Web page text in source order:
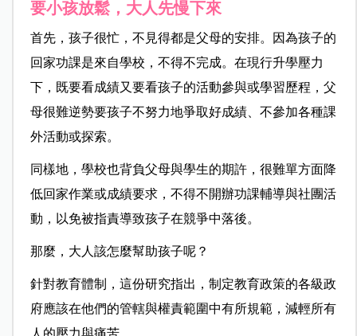
要小孩放鬆，大人先慢下來
首先，孩子很忙，不見得都是父母的安排。因為孩子的
回家功課是來自學校，不得不完成。在現行升學壓力
下，既要看成績又要看孩子的活動參與或學習歷程，父
母很難逆勢要孩子不努力地爭取好成績、不參加各種課
外活動或探索。
同樣地，學校也背負父母與學生的期許，很難單方面降
低回家作業或成績要求，不得不開辦功課輔導與社團活
動，以免被指責導致孩子在競爭中落後。
那麼，大人該怎麼幫助孩子呢？
針對教育體制，這份研究指出，制定教育政策的各級政
府應該在他們的管轄與權責範圍中有所規範，減輕所有